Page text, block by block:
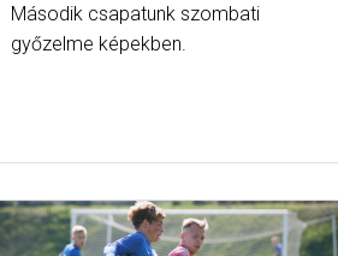
Második csapatunk szombati
győzelme képekben.